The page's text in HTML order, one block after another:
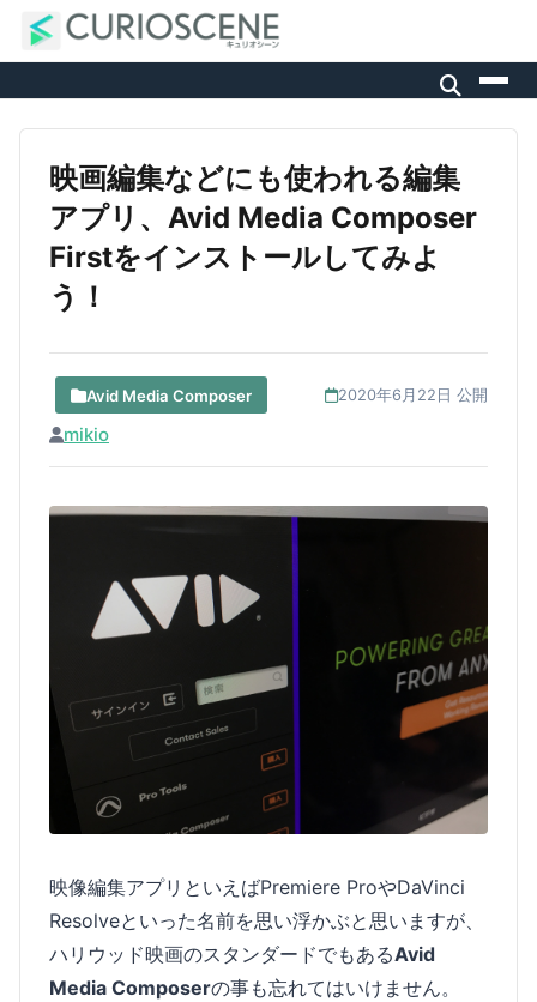
映画編集などにも使われる編集
アプリ、Avid Media Composer
Firstをインストールしてみよ
う！
Avid Media Composer 2020年6月22日 公開
mikio
映像編集アプリといえばPremiere ProやDaVinci
Resolveといった名前を思い浮かぶと思いますが、
ハリウッド映画のスタンダードでもあるAvid
Media Composerの事も忘れてはいけません。